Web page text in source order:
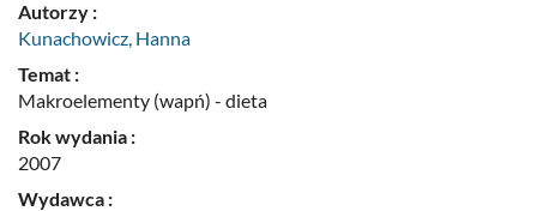
Autorzy :
Kunachowicz, Hanna
Temat :
Makroelementy (wapń) - dieta
Rok wydania :
2007
Wydawca :